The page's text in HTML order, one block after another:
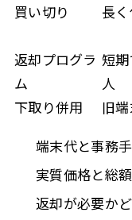
買い切り
長
返却プログラ
ム
短
人
下取り併用
旧
端末代と事務
実質価格と総
返却が必要か